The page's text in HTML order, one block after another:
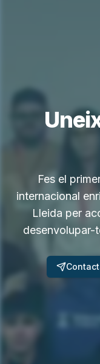
Fes el
internacional
Lleida per
desenvolupar-